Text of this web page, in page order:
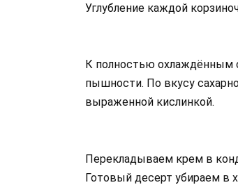
Углубление каждой
К полностью охлаждённым
пышности. По вкусу
выраженной кислинкой.
Перекладываем крем в
Готовый десерт убираем в